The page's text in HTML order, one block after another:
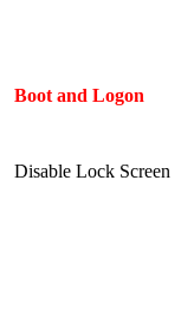
Boot and Logon
Disable Lock Screen